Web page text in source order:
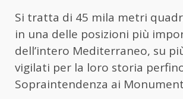
Si tratta di 45 mila metri
in una delle posizioni più
dell’intero Mediterraneo, su
vigilati per la loro storia
Sopraintendenza ai